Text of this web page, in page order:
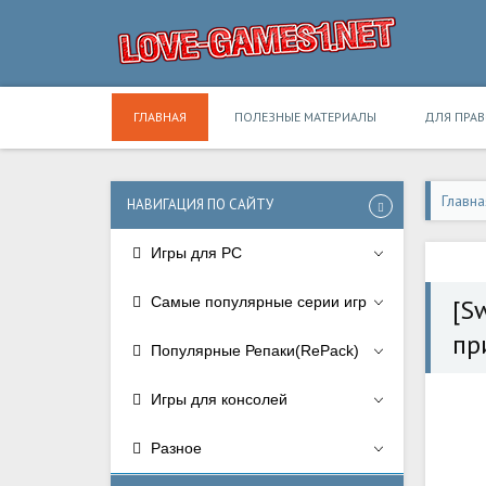
ГЛАВНАЯ ПОЛЕЗНЫЕ МАТЕРИАЛЫ ДЛЯ
НАВИГАЦИЯ ПО САЙТУ
Игры для PC
Самые популярные серии игр
Популярные Репаки(RePack)
Игры для консолей
Разное